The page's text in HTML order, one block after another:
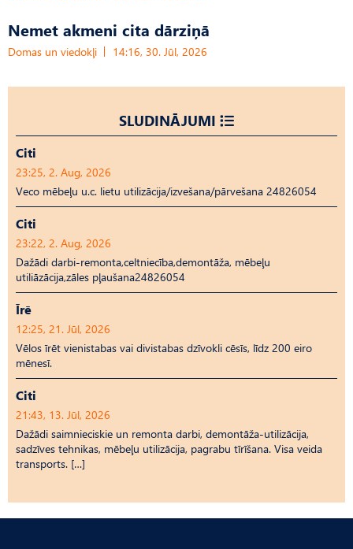
Nemet akmeni cita dārziņā
Domas un viedokļi 14:16, 30. Jūl, 2026
SLUDINĀJUMI
Citi
23:25, 2. Aug, 2026
Veco mēbeļu u.c. lietu utilizācija/izvešana/pārvešana 24826054
Citi
23:22, 2. Aug, 2026
Dažādi darbi-remonta,celtniecība,demontāža, mēbeļu
utiliāzācija,zāles pļaušana24826054
Īrē
12:25, 21. Jūl, 2026
Vēlos īrēt vienistabas vai divistabas dzīvokli cēsīs, līdz 200 eiro
mēnesī.
Citi
21:43, 13. Jūl, 2026
Dažādi saimnieciskie un remonta darbi, demontāža-utilizācija,
sadzīves tehnikas, mēbeļu utilizācija, pagrabu tīrīšana. Visa veida
transports. […]